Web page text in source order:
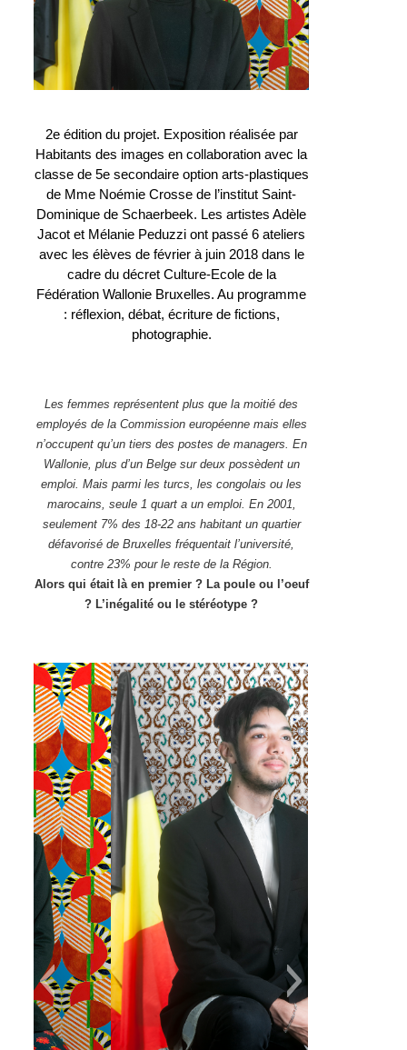
2e édition du projet. Exposition réalisée par
Habitants des images en collaboration avec la
classe de 5e secondaire option arts-plastiques
de Mme Noémie Crosse de l’institut Saint-
Dominique de Schaerbeek. Les artistes Adèle
Jacot et Mélanie Peduzzi ont passé 6 ateliers
avec les élèves de février à juin 2018 dans le
cadre du décret Culture-Ecole de la
Fédération Wallonie Bruxelles. Au programme
: réflexion, débat, écriture de fictions,
photographie.
Les femmes représentent plus que la moitié des
employés de la Commission européenne mais elles
n’occupent qu’un tiers des postes de managers. En
Wallonie, plus d’un Belge sur deux possèdent un
emploi. Mais parmi les turcs, les congolais ou les
marocains, seule 1 quart a un emploi. En 2001,
seulement 7% des 18-22 ans habitant un quartier
défavorisé de Bruxelles fréquentait l’université,
contre 23% pour le reste de la Région.
Alors qui était là en premier ? La poule ou l’oeuf
? L’inégalité ou le stéréotype ?